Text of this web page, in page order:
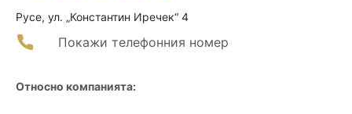
Русе, ул. „Константин Иречек“ 4
Покажи телефонния номер
Относно компанията: